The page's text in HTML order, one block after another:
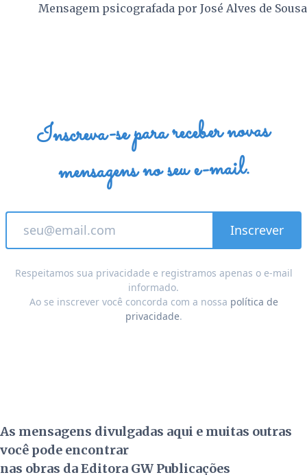
Mensagem psicografada por José Alves de Sousa
Inscreva-se para receber novas
mensagens no seu e-mail.
Respeitamos sua privacidade e registramos apenas o e-mail
informado.
Ao se inscrever você concorda com a nossa política de
privacidade.
As mensagens divulgadas aqui e muitas outras
você pode encontrar
nas obras da Editora GW Publicações